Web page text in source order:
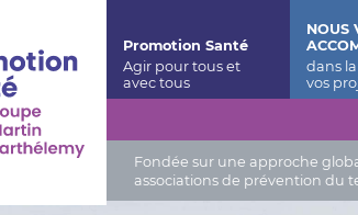
Fondée sur une approche
associations de prévention du
Promotion Santé
NOUS